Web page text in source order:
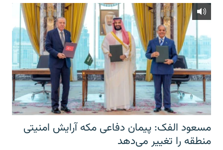
مسعود الفک: پیمان دفاعی مکه آرایش امنیتی
منطقه را تغییر می‌دهد